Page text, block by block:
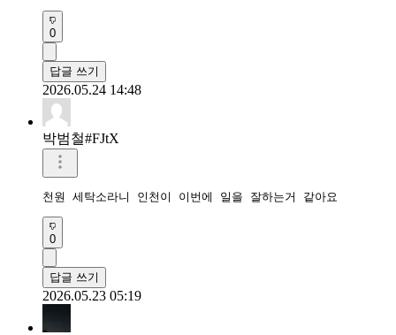
0
답글 쓰기
2026.05.24 14:48
박범철#FJtX
천원 세탁소라니 인천이 이번에 일을 잘하는거 같아요
0
답글 쓰기
2026.05.23 05:19